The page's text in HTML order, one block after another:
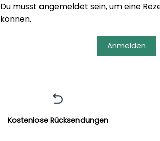
Du musst angemeldet sein, um eine
können.
Anmelden
Kostenlose Rücksendungen